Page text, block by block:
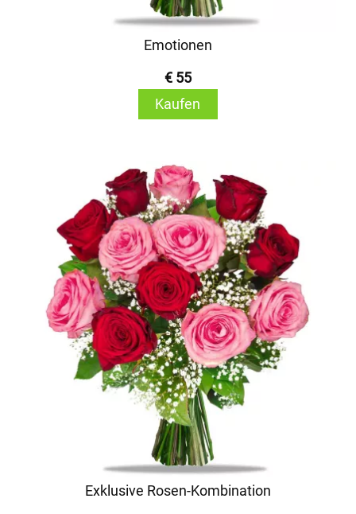
Emotionen
€ 55
Kaufen
Exklusive Rosen-Kombination